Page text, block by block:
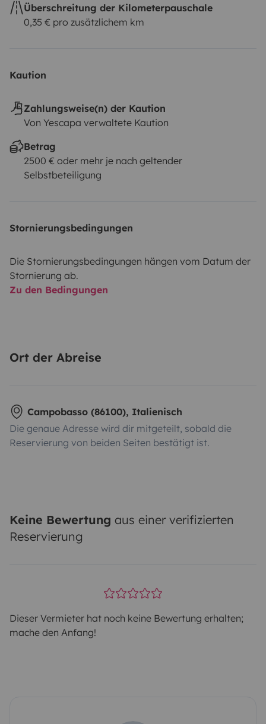
Überschreitung der Kilometerpauschale
0,35 € pro zusätzlichem km
Kaution
Zahlungsweise(n) der Kaution
Von Yescapa verwaltete Kaution
Betrag
2500 € oder mehr je nach geltender
Selbstbeteiligung
Stornierungsbedingungen
Die Stornierungsbedingungen hängen vom Datum der
Stornierung ab.
Zu den Bedingungen
Ort der Abreise
Campobasso (86100), Italienisch
Die genaue Adresse wird dir mitgeteilt, sobald die
Reservierung von beiden Seiten bestätigt ist.
Keine Bewertung aus einer verifizierten
Reservierung
Dieser Vermieter hat noch keine Bewertung erhalten;
mache den Anfang!